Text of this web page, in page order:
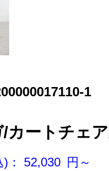
1
カートチェ
)： 52,030 円～